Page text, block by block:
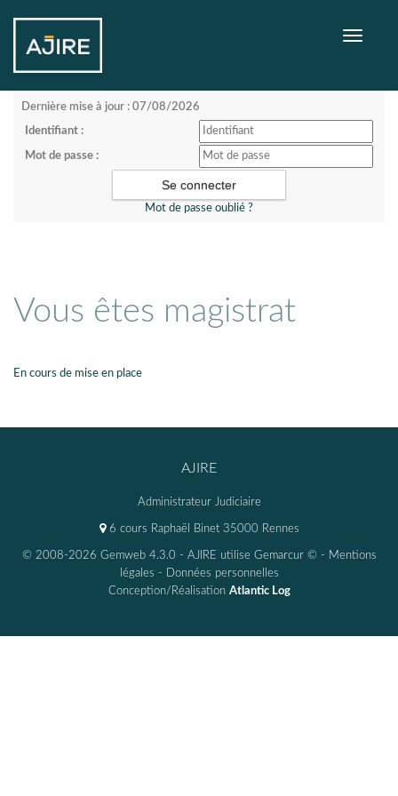
Toggle
Dernière mise à jour : 07/08/2026
Identifiant :
Mot de passe :
Mot de passe oublié ?
Vous êtes magistrat
En cours de mise en place
AJIRE
Administrateur Judiciaire
6 cours Raphaël Binet 35000 Rennes
© 2008-2026 Gemweb 4.3.0 - AJIRE utilise Gemarcur © - Mentions
légales - Données personnelles
Conception/Réalisation Atlantic Log